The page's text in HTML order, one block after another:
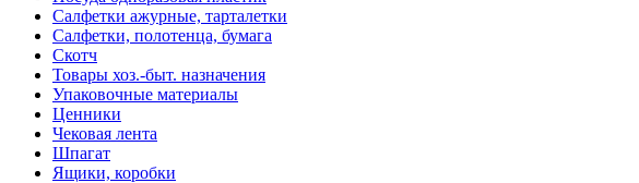
Салфетки ажурные, тарталетки
Салфетки, полотенца, бумага
Скотч
Товары хоз.-быт. назначения
Упаковочные материалы
Ценники
Чековая лента
Шпагат
Ящики, коробки